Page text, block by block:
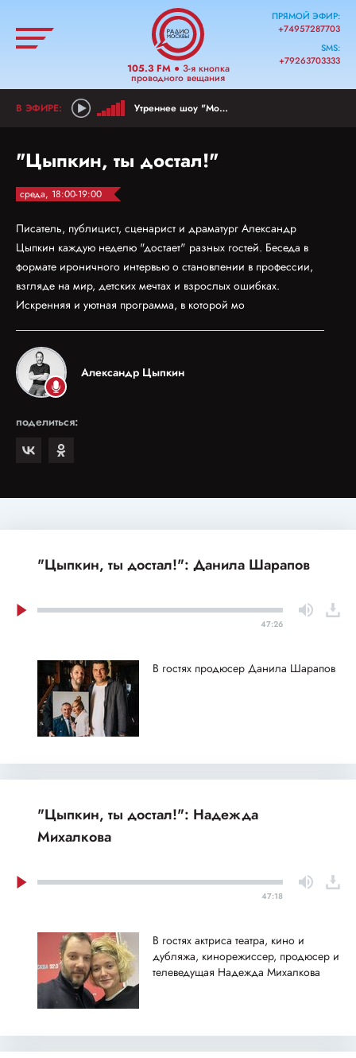
105.3 FM● 3-я кнопка
проводного вещания
ПРЯМОЙ ЭФИР:
+74957287703
SMS:
+79263703333
Утреннее шоу "Мой район"
"Цыпкин, ты достал!"
среда, 18:00-19:00
Писатель, публицист, сценарист и драматург Александр
Цыпкин каждую неделю "достает" разных гостей. Беседа в
формате ироничного интервью о становлении в профессии,
взгляде на мир, детских мечтах и взрослых ошибках.
Искренняя и уютная программа, в которой мо
Александр Цыпкин
поделиться:
"Цыпкин, ты достал!": Данила Шарапов
47:26
В гостях продюсер Данила Шарапов
"Цыпкин, ты достал!": Надежда
Михалкова
47:18
В гостях актриса театра, кино и
дубляжа, кинорежиссер, продюсер и
телеведущая Надежда Михалкова